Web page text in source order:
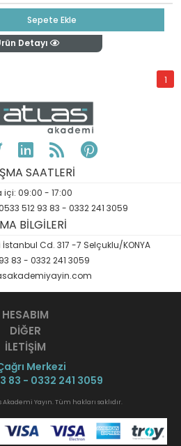
Sepete Ekle
Detayı
1
SAATLERİ
içi: 09:00 - 17:00
512 93 83 - 0332 241 3059
BİLGİLERİ
Cd. 317 -7 Selçuklu/KONYA
83 - 0332 241 3059
HESABIM
DİĞER
İLETİŞİM
Merkezi
83 - 0332 241 3059
Yayın. Tüm hakları saklıdır.